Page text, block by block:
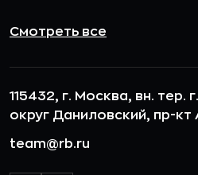
Смотреть все
115432, г. Москва, вн. тер.
округ Даниловский, пр-кт
team@rb.ru